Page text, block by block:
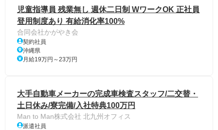
児童指導員 残業無し 週休二日制 WワークOK 正社員
登用制度あり 有給消化率100%
合同会社かがやき会
契約社員
沖縄県
月給19万円～23万円
大手自動車メーカーの完成車検査スタッフ/二交替・
土日休み/寮完備/入社特典100万円
Man to Man株式会社 北九州オフィス
派遣社員